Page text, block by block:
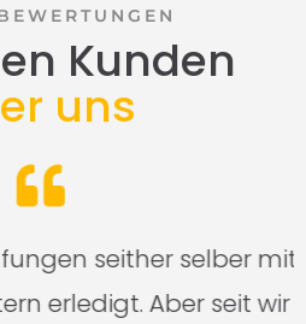
Kunden
uns
seither selber mit
erledigt. Aber seit wir